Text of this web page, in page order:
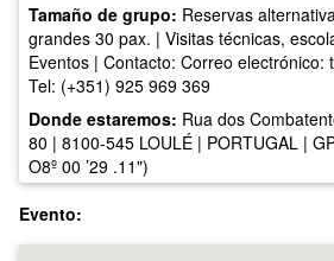
Tamaño de grupo: Reservas
grandes 30 pax. | Visitas técnicas,
Eventos | Contacto: Correo electrónico:
Tel: (+351) 925 969 369
Donde estaremos: Rua dos
80 | 8100-545 LOULÉ | PORTUGAL |
O8º 00 ’29 .11")
Evento: